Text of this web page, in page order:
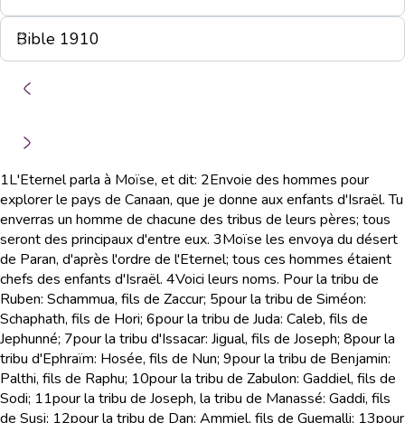
1L'Eternel parla à Moïse, et dit: 2Envoie des hommes pour
explorer le pays de Canaan, que je donne aux enfants d'Israël. Tu
enverras un homme de chacune des tribus de leurs pères; tous
seront des principaux d'entre eux. 3Moïse les envoya du désert
de Paran, d'après l'ordre de l'Eternel; tous ces hommes étaient
chefs des enfants d'Israël. 4Voici leurs noms. Pour la tribu de
Ruben: Schammua, fils de Zaccur; 5pour la tribu de Siméon:
Schaphath, fils de Hori; 6pour la tribu de Juda: Caleb, fils de
Jephunné; 7pour la tribu d'Issacar: Jigual, fils de Joseph; 8pour la
tribu d'Ephraïm: Hosée, fils de Nun; 9pour la tribu de Benjamin:
Palthi, fils de Raphu; 10pour la tribu de Zabulon: Gaddiel, fils de
Sodi; 11pour la tribu de Joseph, la tribu de Manassé: Gaddi, fils
de Susi; 12pour la tribu de Dan: Ammiel, fils de Guemalli; 13pour